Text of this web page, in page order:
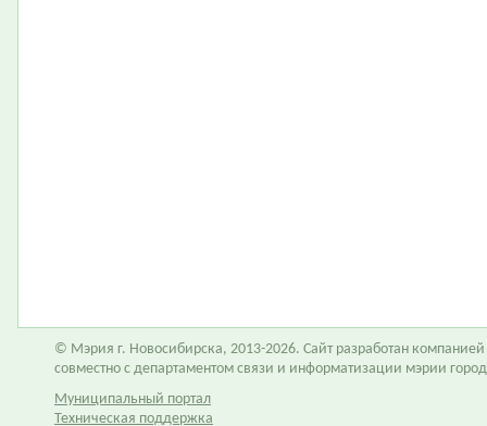
© Мэрия г. Новосибирска, 2013-2026. Сайт разработан компанией
совместно с департаментом связи и информатизации мэрии
Муниципальный портал
Техническая поддержка